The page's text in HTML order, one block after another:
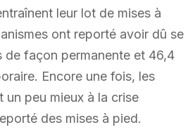
leur lot de mises à
ont reporté avoir dû se
de façon permanente et 46,4
Encore une fois, les
un peu mieux à la crise
des mises à pied.